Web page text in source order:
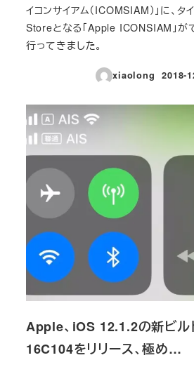
イコンサイアム（ICOMSIAM）」に、
Storeとなる「Apple ICONSIAM」が
行ってきました。
xiaolong
投稿日
2018-
Apple、iOS 12.1.2の新ビル
16C104をリリース、極め…